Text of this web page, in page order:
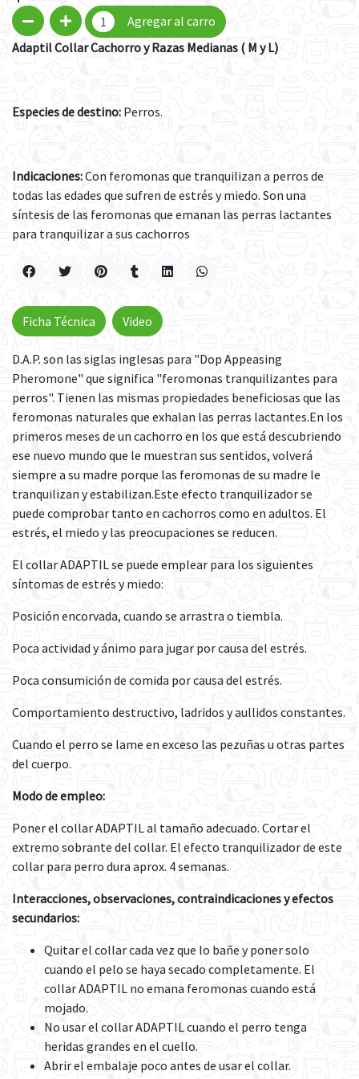
Agregar al carro
Adaptil Collar Cachorro y Razas Medianas ( M y L)
Especies de destino: Perros.
Indicaciones:Con feromonas que tranquilizan a perros de
todas las edades que sufren de estrés y miedo. Son una
síntesis de las feromonas que emanan las perras lactantes
para tranquilizar a sus cachorros
D.A.P. son las siglas inglesas para "Dop Appeasing
Pheromone" que significa "feromonas tranquilizantes para
perros". Tienen las mismas propiedades beneficiosas que las
feromonas naturales que exhalan las perras lactantes.En los
primeros meses de un cachorro en los que está descubriendo
ese nuevo mundo que le muestran sus sentidos, volverá
siempre a su madre porque las feromonas de su madre le
tranquilizan y estabilizan.Este efecto tranquilizador se
puede comprobar tanto en cachorros como en adultos. El
estrés, el miedo y las preocupaciones se reducen.
El collar ADAPTIL se puede emplear para los siguientes
síntomas de estrés y miedo:
Posición encorvada, cuando se arrastra o tiembla.
Poca actividad y ánimo para jugar por causa del estrés.
Poca consumición de comida por causa del estrés.
Comportamiento destructivo, ladridos y aullidos constantes.
Cuando el perro se lame en exceso las pezuñas u otras partes
del cuerpo.
Modo de empleo:
Poner el collar ADAPTIL al tamaño adecuado. Cortar el
extremo sobrante del collar. El efecto tranquilizador de este
collar para perro dura aprox. 4 semanas.
Interacciones, observaciones, contraindicaciones y efectos
secundarios:
Quitar el collar cada vez que lo bañe y poner solo
cuando el pelo se haya secado completamente. El
collar ADAPTIL no emana feromonas cuando está
mojado.
No usar el collar ADAPTIL cuando el perro tenga
heridas grandes en el cuello.
Abrir el embalaje poco antes de usar el collar.
Ficha Técnica Video